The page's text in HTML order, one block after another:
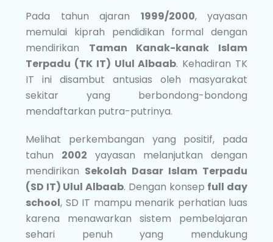
Pada tahun ajaran 1999/2000, yayasan
memulai kiprah pendidikan formal dengan
mendirikan Taman Kanak-kanak Islam
Terpadu (TK IT) Ulul Albaab. Kehadiran TK
IT ini disambut antusias oleh masyarakat
sekitar yang berbondong-bondong
mendaftarkan putra-putrinya.
Melihat perkembangan yang positif, pada
tahun 2002 yayasan melanjutkan dengan
mendirikan Sekolah Dasar Islam Terpadu
(SD IT) Ulul Albaab. Dengan konsep full day
school, SD IT mampu menarik perhatian luas
karena menawarkan sistem pembelajaran
sehari penuh yang mendukung